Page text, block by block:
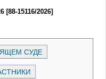
15116/2026]
СУДЕ